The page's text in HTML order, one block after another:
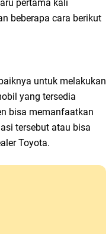
pertama kali
beberapa cara berikut
untuk melakukan
yang tersedia
bisa memanfaatkan
tersebut atau bisa
Toyota.